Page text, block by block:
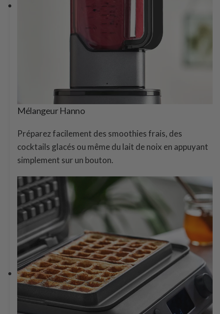
Mélangeur Hanno
Préparez facilement des smoothies frais, des
cocktails glacés ou même du lait de noix en appuyant
simplement sur un bouton.